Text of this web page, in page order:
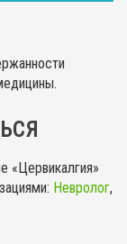
«Цервикалгия»
Невролог,